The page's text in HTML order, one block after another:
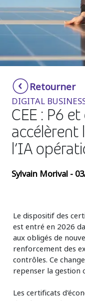
Smartshoring
Work-from-
Insurance
Media
Retail and e-
Travel, hospitality,
Retourner
DIGITAL
CEE : P6
accélèrent
l’IA
Sylvain Morival -
Le dispositif des
est entré en 2026
aux obligés de
renforcement des
contrôles. Ce
repenser la gestion
Les certificats